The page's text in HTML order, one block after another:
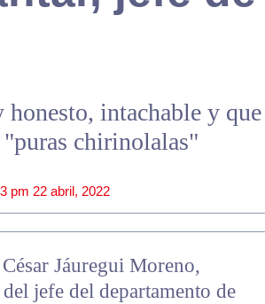
honesto, intachable y que
"puras chirinolalas"
pm 22 abril, 2022
Jáuregui Moreno,
jefe del departamento de